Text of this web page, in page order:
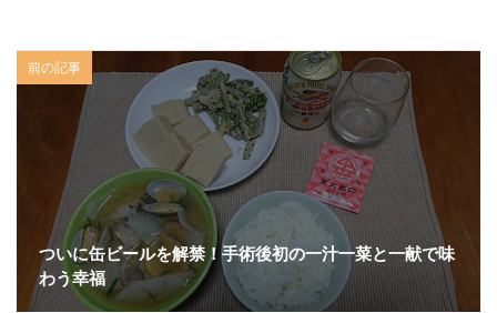
前の記事
ついに缶ビールを解禁！手術後初の一汁一菜と一献で味
わう幸福